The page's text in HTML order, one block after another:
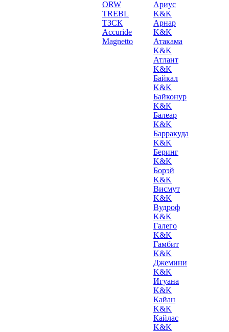
ORW
TREBL
ТЗСК
Accuride
Magnetto
Ариус
K&K
Арнар
K&K
Атакама
K&K
Атлант
K&K
Байкал
K&K
Байконур
K&K
Балеар
K&K
Барракуда
K&K
Беринг
K&K
Борэй
K&K
Висмут
K&K
Вудроф
K&K
Галего
K&K
Гамбит
K&K
Джемини
K&K
Игуана
K&K
Кайан
K&K
Кайлас
K&K